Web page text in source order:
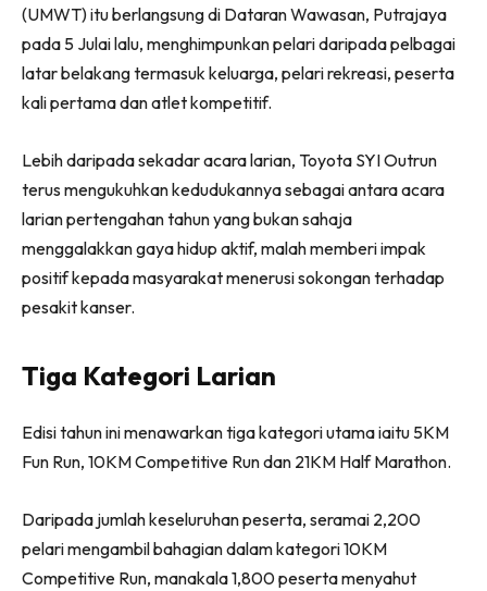
(UMWT) itu berlangsung di Dataran Wawasan, Putrajaya
pada 5 Julai lalu, menghimpunkan pelari daripada pelbagai
latar belakang termasuk keluarga, pelari rekreasi, peserta
kali pertama dan atlet kompetitif.
Lebih daripada sekadar acara larian, Toyota SYI Outrun
terus mengukuhkan kedudukannya sebagai antara acara
larian pertengahan tahun yang bukan sahaja
menggalakkan gaya hidup aktif, malah memberi impak
positif kepada masyarakat menerusi sokongan terhadap
pesakit kanser.
Tiga Kategori Larian
Edisi tahun ini menawarkan tiga kategori utama iaitu 5KM
Fun Run, 10KM Competitive Run dan 21KM Half Marathon.
Daripada jumlah keseluruhan peserta, seramai 2,200
pelari mengambil bahagian dalam kategori 10KM
Competitive Run, manakala 1,800 peserta menyahut